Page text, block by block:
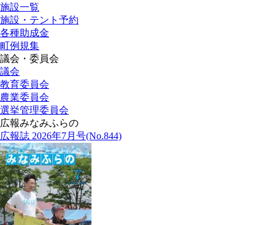
施設一覧
施設・テント予約
各種助成金
町例規集
議会・委員会
議会
教育委員会
農業委員会
選挙管理委員会
広報みなみふらの
広報誌 2026年7月号(No.844)